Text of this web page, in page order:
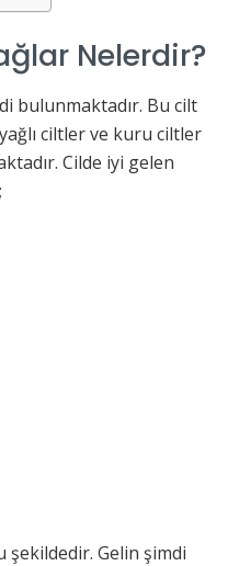
Nelerdir?
bulunmaktadır. Bu cilt
ciltler ve kuru ciltler
Cilde iyi gelen
şekildedir. Gelin şimdi